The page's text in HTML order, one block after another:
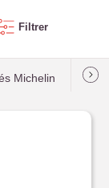
Filtrer
Michelin Les